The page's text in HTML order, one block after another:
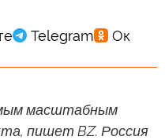
масштабным
пишет BZ. Россия